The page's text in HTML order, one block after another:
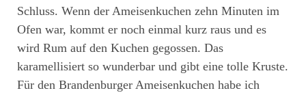
Schluss. Wenn der Ameisenkuchen zehn Minuten im
Ofen war, kommt er noch einmal kurz raus und es
wird Rum auf den Kuchen gegossen. Das
karamellisiert so wunderbar und gibt eine tolle Kruste.
Für den Brandenburger Ameisenkuchen habe ich